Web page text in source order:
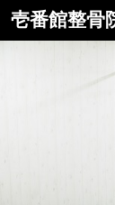
壱番館整骨